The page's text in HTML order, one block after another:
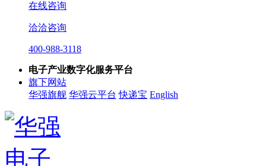
在线咨询
洽洽咨询
400-988-3118
电子产业数字化服务平台
旗下网站
华强旗舰 华强云平台 快递宝 English